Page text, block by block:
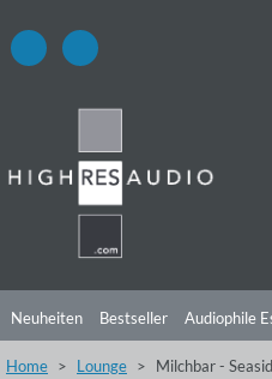
Neuheiten Bestseller Audiophile
Hörtipps Top Alben Angebote
Home Lounge Milchbar -